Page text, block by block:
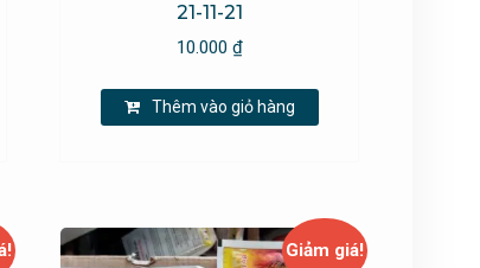
21-11-21
10.000 ₫
Thêm vào giỏ hàng
Giảm giá!